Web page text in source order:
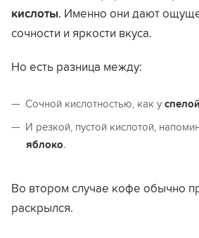
кислоты. Именно они дают
сочности и яркости вкуса.
Но есть разница между:
Сочной кислотностью, как у
И резкой, пустой кислотой,
яблоко.
Во втором случае кофе обычно
раскрылся.